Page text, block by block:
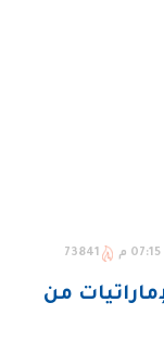
07:15 م 73841
من